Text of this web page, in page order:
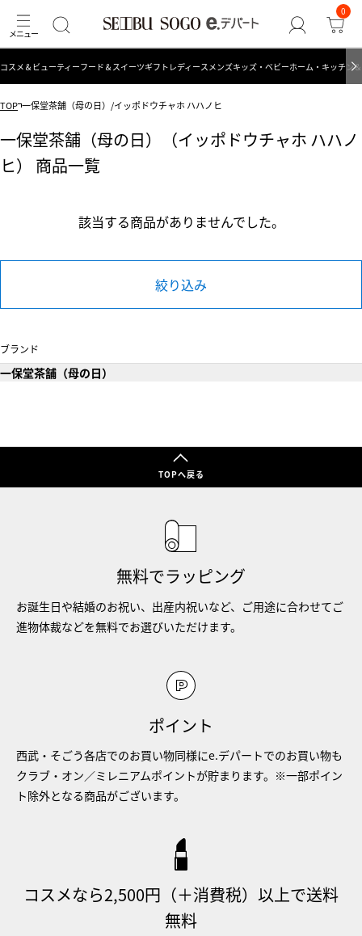
0
コスメ＆ビューティーフード＆スイーツギフト レディース メンズキッズ・ベビーホーム・キッチン
TOP 一保堂茶舗（母の日）/イッポドウチャホ ハハノヒ
一保堂茶舗（母の日）（イッポドウチャホ ハハノ
ヒ） 商品一覧
該当する商品がありませんでした。
絞り込み
ブランド
一保堂茶舗（母の日）
TOPへ戻る
無料でラッピング
お誕生日や結婚のお祝い、出産内祝いなど、ご用途に合わせてご
進物体裁などを無料でお選びいただけます。
ポイント
西武・そごう各店でのお買い物同様にe.デパートでのお買い物も
クラブ・オン／ミレニアムポイントが貯まります。※一部ポイン
ト除外となる商品がございます。
コスメなら2,500円（＋消費税）以上で送料
無料